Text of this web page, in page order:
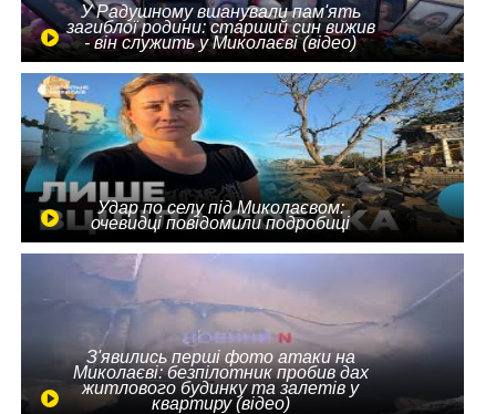
У Радушному вшанували пам'ять
загиблої родини: старший син вижив
- він служить у Миколаєві (відео)
Удар по селу під Миколаєвом:
очевидці повідомили подробиці
З'явились перші фото атаки на
Миколаєві: безпілотник пробив дах
житлового будинку та залетів у
квартиру (відео)